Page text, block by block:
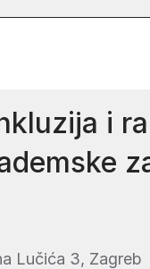
i
Lučića 3, Zagreb